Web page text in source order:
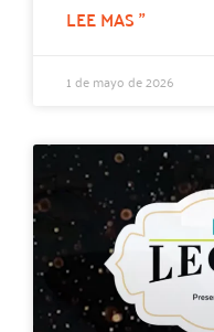
LEE MAS "
1 de mayo de 2026